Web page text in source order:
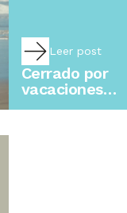
Leer post
Cerrado por
vacaciones…